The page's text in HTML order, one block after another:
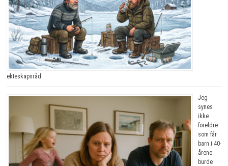
ekteskapsråd
Jeg
synes
ikke
foreldre
som får
barn i 40-
årene
burde